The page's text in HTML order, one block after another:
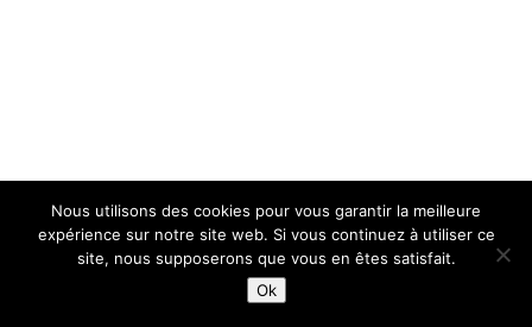
Nous utilisons des cookies pour vous garantir la meilleure
expérience sur notre site web. Si vous continuez à utiliser ce
site, nous supposerons que vous en êtes satisfait.
Ok